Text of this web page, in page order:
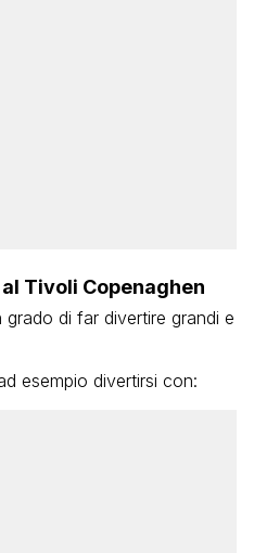
Tivoli Copenaghen
grado di far divertire grandi e
esempio divertirsi con: